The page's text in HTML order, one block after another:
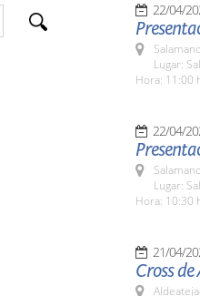
22/04/
Lugar:
Hora: 11:00
22/04/
Lugar:
Hora: 10:30
21/04/
Cross